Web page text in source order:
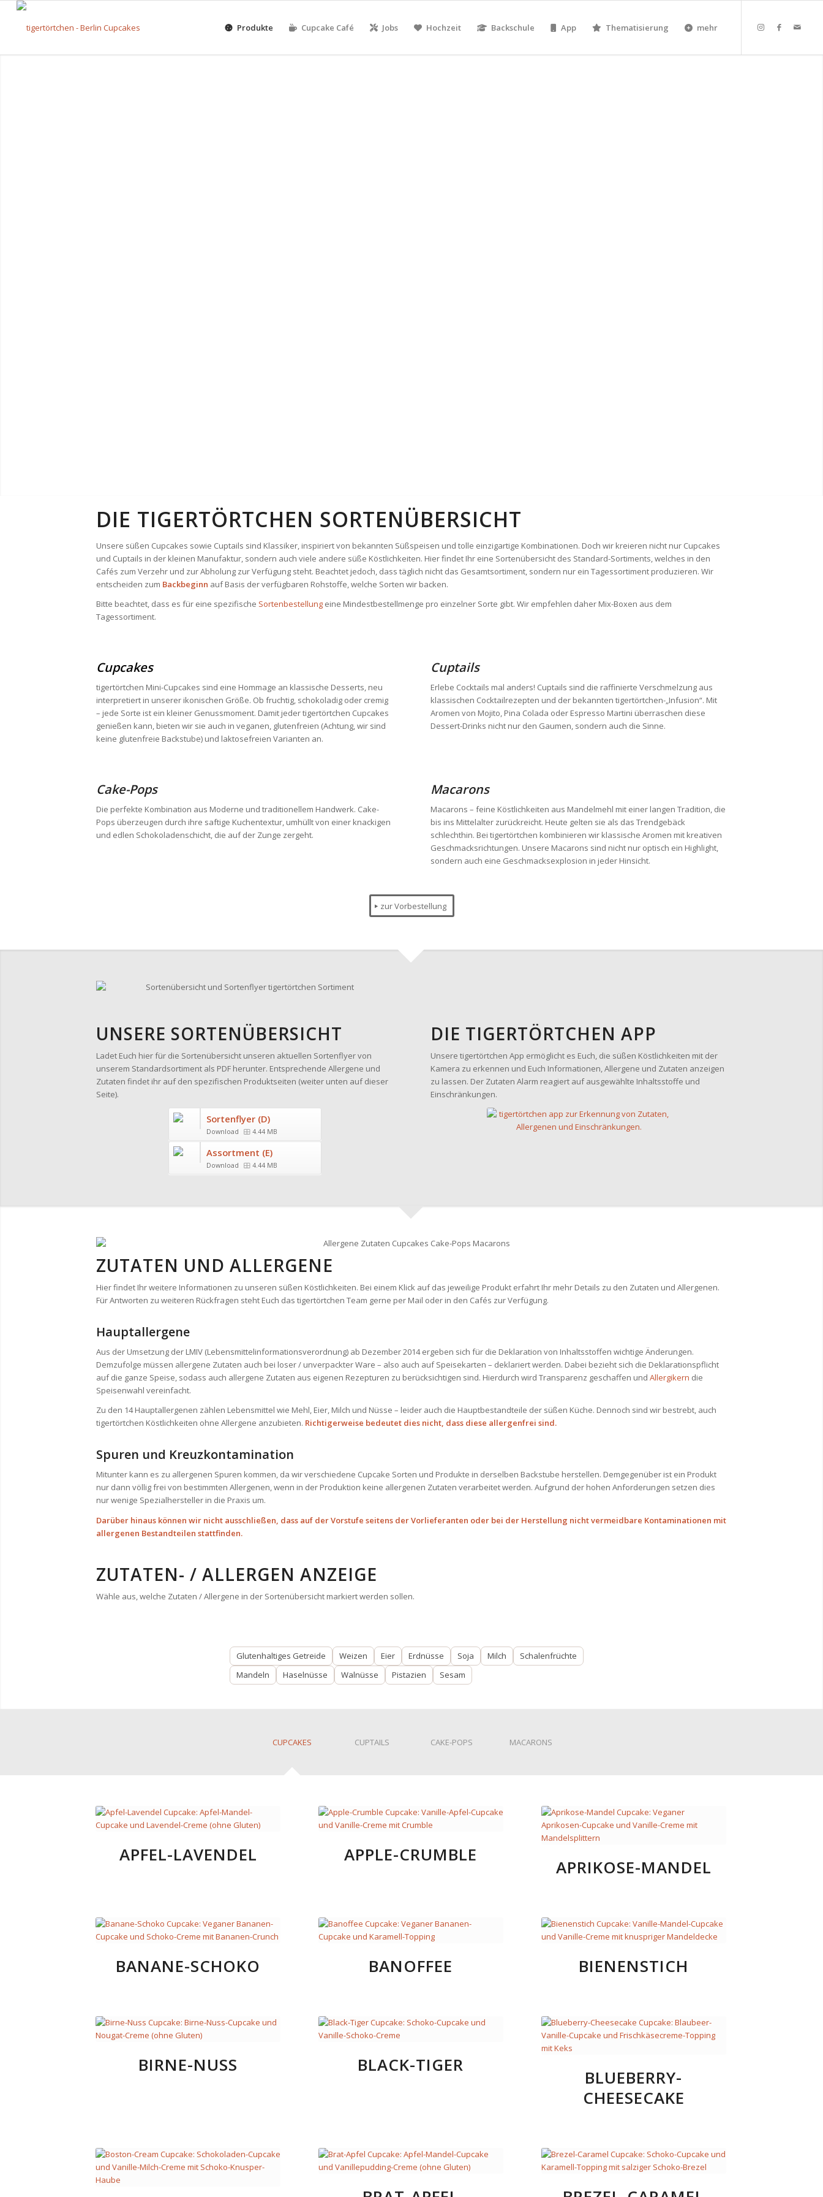
Produkte Cupcake Café Jobs Hochzeit Backschule App Thematisierung mehr
DIE TIGERTÖRTCHEN SORTENÜBERSICHT
Unsere süßen Cupcakes sowie Cuptails sind Klassiker, inspiriert von bekannten Süßspeisen und tolle einzigartige Kombinationen. Doch wir kreieren nicht nur Cupcakes
und Cuptails in der kleinen Manufaktur, sondern auch viele andere süße Köstlichkeiten. Hier findet Ihr eine Sortenübersicht des Standard-Sortiments, welches in den
Cafés zum Verzehr und zur Abholung zur Verfügung steht. Beachtet jedoch, dass täglich nicht das Gesamtsortiment, sondern nur ein Tagessortiment produzieren. Wir
entscheiden zum Backbeginn auf Basis der verfügbaren Rohstoffe, welche Sorten wir backen.
Bitte beachtet, dass es für eine spezifische Sortenbestellung eine Mindestbestellmenge pro einzelner Sorte gibt. Wir empfehlen daher Mix-Boxen aus dem
Tagessortiment.
Cupcakes
tigertörtchen Mini-Cupcakes sind eine Hommage an klassische Desserts, neu
interpretiert in unserer ikonischen Größe. Ob fruchtig, schokoladig oder cremig
– jede Sorte ist ein kleiner Genussmoment. Damit jeder tigertörtchen Cupcakes
genießen kann, bieten wir sie auch in veganen, glutenfreien (Achtung, wir sind
keine glutenfreie Backstube) und laktosefreien Varianten an.
Cuptails
Erlebe Cocktails mal anders! Cuptails sind die raffinierte Verschmelzung aus
klassischen Cocktailrezepten und der bekannten tigertörtchen-„Infusion“. Mit
Aromen von Mojito, Pina Colada oder Espresso Martini überraschen diese
Dessert-Drinks nicht nur den Gaumen, sondern auch die Sinne.
Cake-Pops
Die perfekte Kombination aus Moderne und traditionellem Handwerk. Cake-
Pops überzeugen durch ihre saftige Kuchentextur, umhüllt von einer knackigen
und edlen Schokoladenschicht, die auf der Zunge zergeht.
Macarons
Macarons – feine Köstlichkeiten aus Mandelmehl mit einer langen Tradition, die
bis ins Mittelalter zurückreicht. Heute gelten sie als das Trendgebäck
schlechthin. Bei tigertörtchen kombinieren wir klassische Aromen mit kreativen
Geschmacksrichtungen. Unsere Macarons sind nicht nur optisch ein Highlight,
sondern auch eine Geschmacksexplosion in jeder Hinsicht.
zur Vorbestellung
UNSERE SORTENÜBERSICHT
Ladet Euch hier für die Sortenübersicht unseren aktuellen Sortenflyer von
unserem Standardsortiment als PDF herunter. Entsprechende Allergene und
Zutaten findet ihr auf den spezifischen Produktseiten (weiter unten auf dieser
Seite).
Sortenflyer (D)
Download 4.44 MB
Assortment (E)
Download 4.44 MB
DIE TIGERTÖRTCHEN APP
Unsere tigertörtchen App ermöglicht es Euch, die süßen Köstlichkeiten mit der
Kamera zu erkennen und Euch Informationen, Allergene und Zutaten anzeigen
zu lassen. Der Zutaten Alarm reagiert auf ausgewählte Inhaltsstoffe und
Einschränkungen.
ZUTATEN UND ALLERGENE
Hier findet Ihr weitere Informationen zu unseren süßen Köstlichkeiten. Bei einem Klick auf das jeweilige Produkt erfahrt Ihr mehr Details zu den Zutaten und Allergenen.
Für Antworten zu weiteren Rückfragen steht Euch das tigertörtchen Team gerne per Mail oder in den Cafés zur Verfügung.
Hauptallergene
Aus der Umsetzung der LMIV (Lebensmittelinformationsverordnung) ab Dezember 2014 ergeben sich für die Deklaration von Inhaltsstoffen wichtige Änderungen.
Demzufolge müssen allergene Zutaten auch bei loser / unverpackter Ware – also auch auf Speisekarten – deklariert werden. Dabei bezieht sich die Deklarationspflicht
auf die ganze Speise, sodass auch allergene Zutaten aus eigenen Rezepturen zu berücksichtigen sind. Hierdurch wird Transparenz geschaffen und Allergikern die
Speisenwahl vereinfacht.
Zu den 14 Hauptallergenen zählen Lebensmittel wie Mehl, Eier, Milch und Nüsse – leider auch die Hauptbestandteile der süßen Küche. Dennoch sind wir bestrebt, auch
tigertörtchen Köstlichkeiten ohne Allergene anzubieten. Richtigerweise bedeutet dies nicht, dass diese allergenfrei sind.
Spuren und Kreuzkontamination
Mitunter kann es zu allergenen Spuren kommen, da wir verschiedene Cupcake Sorten und Produkte in derselben Backstube herstellen. Demgegenüber ist ein Produkt
nur dann völlig frei von bestimmten Allergenen, wenn in der Produktion keine allergenen Zutaten verarbeitet werden. Aufgrund der hohen Anforderungen setzen dies
nur wenige Spezialhersteller in die Praxis um.
Darüber hinaus können wir nicht ausschließen, dass auf der Vorstufe seitens der Vorlieferanten oder bei der Herstellung nicht vermeidbare Kontaminationen mit
allergenen Bestandteilen stattfinden.
ZUTATEN- / ALLERGEN ANZEIGE
Wähle aus, welche Zutaten / Allergene in der Sortenübersicht markiert werden sollen.
Glutenhaltiges Getreide Weizen Eier Erdnüsse Soja Milch
Schalenfrüchte
Mandeln
Haselnüsse Walnüsse Pistazien Sesam
CUPCAKES CUPTAILS CAKE-POPS MACARONS
APFEL-LAVENDEL APPLE-CRUMBLE
APRIKOSE-MANDEL
BANANE-SCHOKO BANOFFEE BIENENSTICH
BIRNE-NUSS BLACK-TIGER
BLUEBERRY-
CHEESECAKE